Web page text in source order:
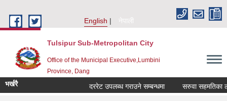
English
नेपाली
Tulsipur Sub-Metropolitan City
Office of the Municipal Executive,Lumbini
Province, Dang
भर्खरै दररेट उपलब्ध गराउने सम्बन्धमा सरुवा सहमतिका